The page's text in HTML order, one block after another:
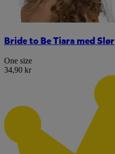
Bride to Be Tiara med Slør
One size
34,90 kr